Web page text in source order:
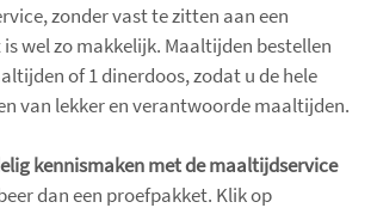
zonder vast te zitten aan een
wel zo makkelijk. Maaltijden bestellen
of 1 dinerdoos, zodat u de hele
van lekker en verantwoorde maaltijden.
kennismaken met de maaltijdservice
dan een proefpakket. Klik op